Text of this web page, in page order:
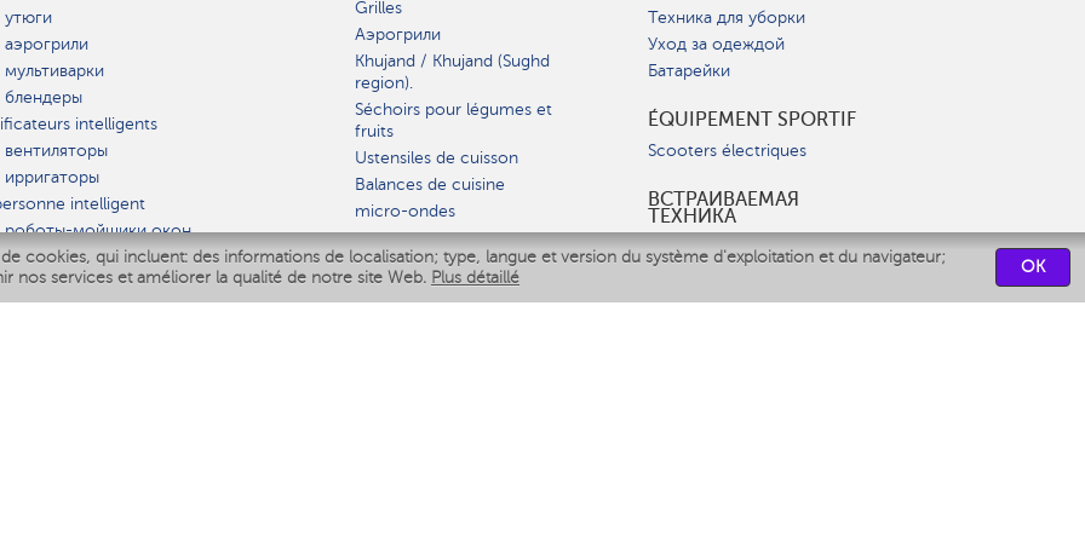
cookies, qui incluent: des informations de localisation; type, langue et version du système d'exploitation et du navigateur;
nos services et améliorer la qualité de notre site Web. Plus détaillé
OK
intelligents
intelligent
роботы-мойщики окон
intelligent
IQ Home
Grilles
Аэрогрили
Khujand / Khujand (Sughd
region).
Séchoirs pour légumes et
fruits
Ustensiles de cuisson
Balances de cuisine
micro-ondes
VAISSELLE
Техника для уборки
Уход за одеждой
Батарейки
ÉQUIPEMENT SPORTIF
Scooters électriques
ВСТРАИВАЕМАЯ
ТЕХНИКА
Вытяжки
Духовые шкафы